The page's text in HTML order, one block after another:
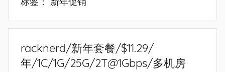
荐
racknerd/新年套餐/$11.29/
年/1C/1G/25G/2T@1Gbps/多机房